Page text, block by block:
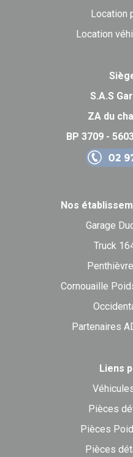
Location
Location
S.A.S
ZA du
BP 3709 -
Nos
Garage
Truck
Cornouaille
Partenaires
Liens
Pièces
Pièces
Pièces